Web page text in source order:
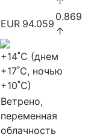
EUR 94.059
0.869
↑
+14˚C (днем
+17˚C, ночью
+10˚C)
Ветрено,
переменная
облачность